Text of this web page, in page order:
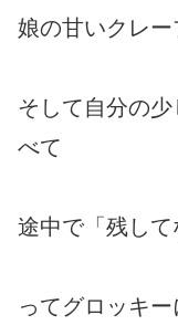
娘の甘いクレー
そして自分の
べて
途中で「残して
ってグロッキ